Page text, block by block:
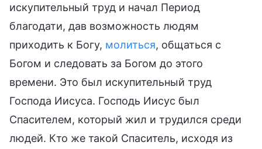
искупительный труд и начал Период
благодати, дав возможность людям
приходить к Богу, молиться, общаться с
Богом и следовать за Богом до этого
времени. Это был искупительный труд
Господа Иисуса. Господь Иисус был
Спасителем, который жил и трудился среди
людей. Кто же такой Спаситель, исходя из